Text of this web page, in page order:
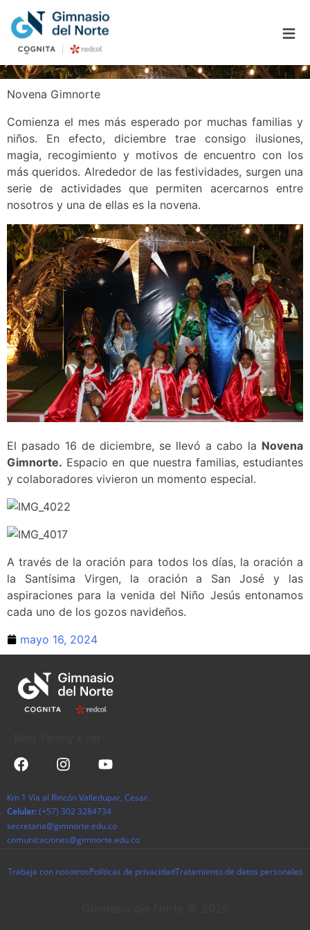
≡
Novena Gimnorte
Comienza el mes más esperado por muchas familias y
niños. En efecto, diciembre trae consigo ilusiones,
magia, recogimiento y motivos de encuentro con los
más queridos. Alrededor de las festividades, surgen una
serie de actividades que permiten acercarnos entre
nosotros y una de ellas es la novena.
El pasado 16 de diciembre, se llevó a cabo la Novena
Gimnorte. Espacio en que nuestra familias, estudiantes
y colaboradores vivieron un momento especial.
A través de la oración para todos los días, la oración a
la Santísima Virgen, la oración a San José y las
aspiraciones para la venida del Niño Jesús entonamos
cada uno de los gozos navideños.
mayo 16, 2024
Km 1 Vía al Rincón Valledupar, Cesar.
Celular:(+57) 302 3284734
secretaria@gimnorte.edu.co
comunicaciones@gimnorte.edu.co
Trabaja con nosotrosPolíticas de privacidadTratamiento de datos personales